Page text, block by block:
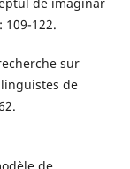
109-122.
sur
linguistes de